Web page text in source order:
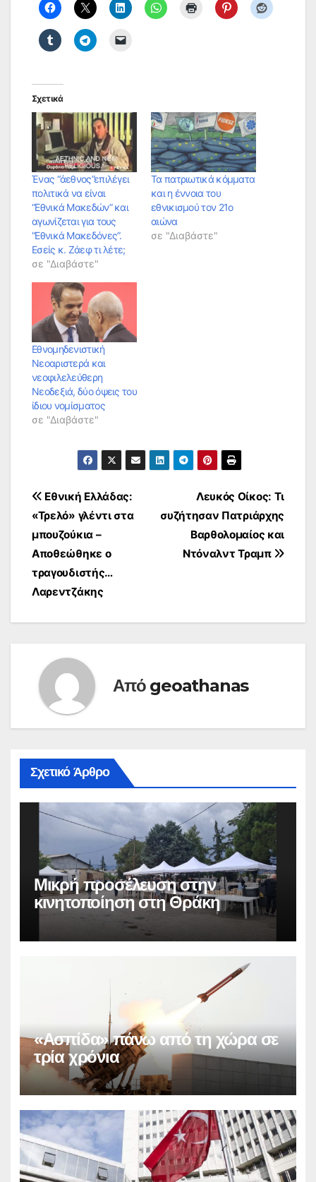
Σχετικά
Ένας “άεθνος”επιλέγει
πολιτικά να είναι
“Εθνικά Μακεδών” και
αγωνίζεται για τους
“Εθνικά Μακεδόνες”.
Εσείς κ. Ζάεφ τι λέτε;
σε "Διαβάστε"
Τα πατριωτικά κόμματα
και η έννοια του
εθνικισμού τον 21ο
αιώνα
σε "Διαβάστε"
Εθνομηδενιστική
Νεοαριστερά και
νεοφιλελεύθερη
Νεοδεξιά, δύο όψεις του
ίδιου νομίσματος
σε "Διαβάστε"
Πλοήγηση
άρθρων
Λευκός Οίκος: Τι
συζήτησαν Πατριάρχης
Βαρθολομαίος και
Ντόναλντ Τραμπ
Εθνική Ελλάδας:
«Τρελό» γλέντι στα
μπουζούκια –
Αποθεώθηκε ο
τραγουδιστής…
Λαρεντζάκης
Από geoathanas
Σχετικό Άρθρο
Μικρή προσέλευση στην
κινητοποίηση στη Θράκη
«Ασπίδα» πάνω από τη χώρα σε
τρία χρόνια